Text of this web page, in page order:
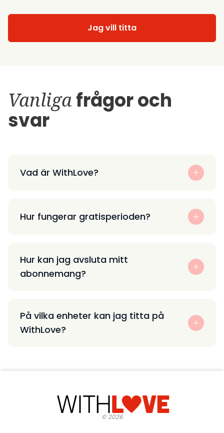
Jag vill titta
Vanligafrågor och
svar
Vad är WithLove?
Hur fungerar gratisperioden?
Hur kan jag avsluta mitt
abonnemang?
På vilka enheter kan jag titta på
WithLove?
©2026